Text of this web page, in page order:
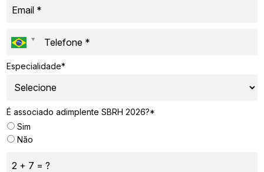
Especialidade*
É associado adimplente SBRH 2026?*
Sim
Não